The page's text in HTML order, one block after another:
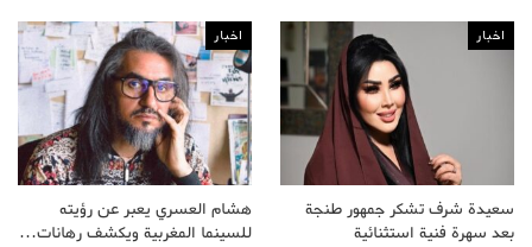
اخبار
سعيدة شرف تشكر جمهور طنجة
بعد سهرة فنية استثنائية
اخبار
هشام العسري يعبر عن رؤيته
للسينما المغربية ويكشف رهانات…